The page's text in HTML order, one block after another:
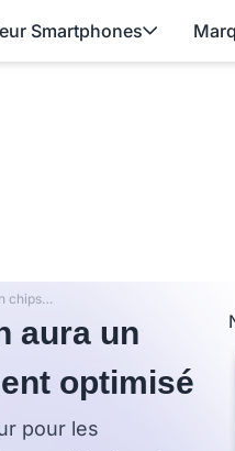
Smartphones
Le Samsung Galaxy S23 Ultra européen aura un chipset Snapdragon 8 Gen 2 spécialement optimisé
aura un
optimisé
pour les